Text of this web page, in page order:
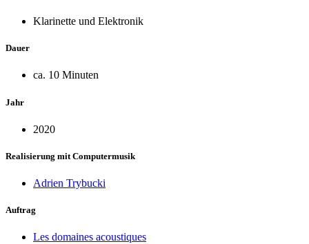
Klarinette und Elektronik
Dauer
ca. 10 Minuten
Jahr
2020
Realisierung mit Computermusik
Adrien Trybucki
Auftrag
Les domaines acoustiques